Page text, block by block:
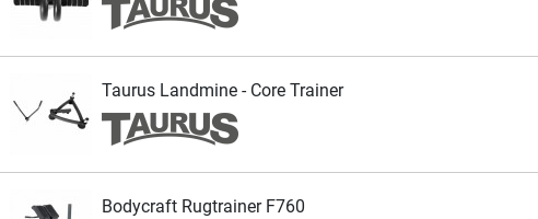
Taurus Landmine - Core Trainer
Bodycraft Rugtrainer F760